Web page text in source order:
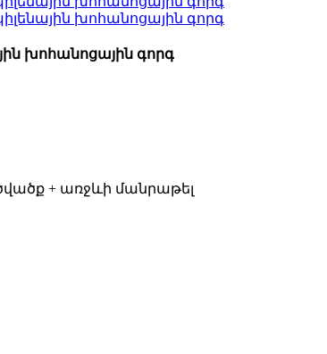
խոհանոցային գորգ
+ առջևի մանրաթել